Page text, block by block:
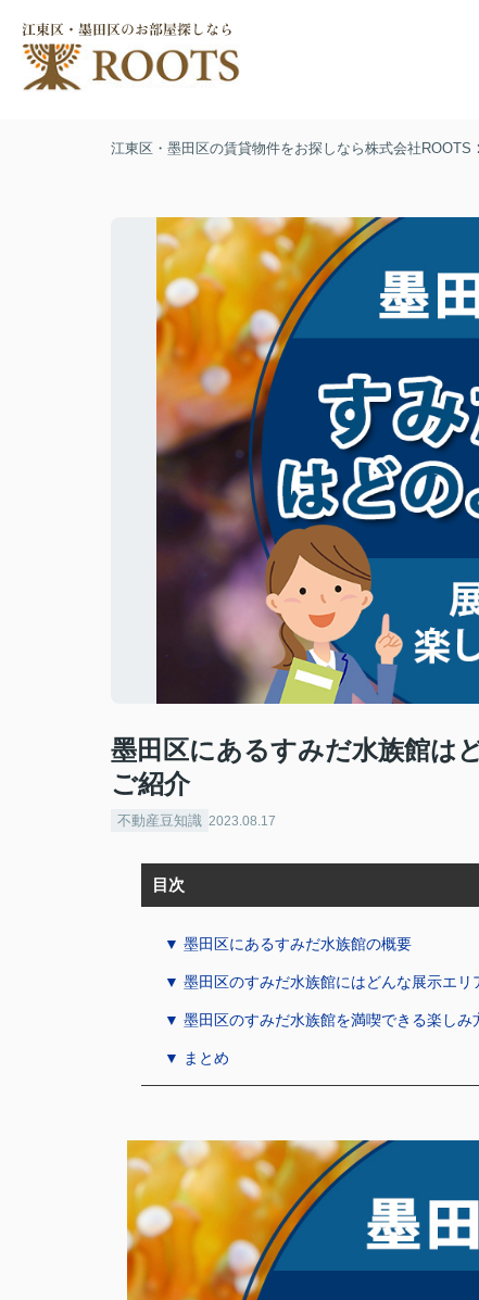
江東区・墨田区の賃貸物件をお探しなら株式会社ROOTS
墨田区にあるすみだ水族館は
ご紹介
不動産豆知識 2023.08.17
目次
▼ 墨田区にあるすみだ水族館の概要
▼ 墨田区のすみだ水族館にはどんな展示エリ
▼ 墨田区のすみだ水族館を満喫できる楽しみ
▼ まとめ